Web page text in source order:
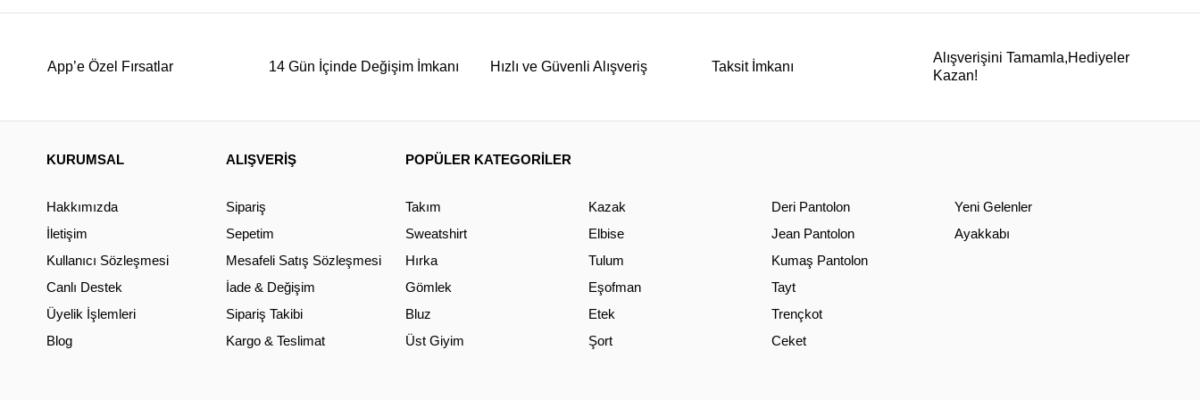
App’e Özel Fırsatlar 14 Gün İçinde Değişim İmkanı Hızlı ve Güvenli Alışveriş Taksit İmkanı
Alışverişini Tamamla,Hediyeler
Kazan!
KURUMSAL
Hakkımızda
İletişim
Kullanıcı Sözleşmesi
Canlı Destek
Üyelik İşlemleri
Blog
ALIŞVERİŞ
Sipariş
Sepetim
Mesafeli Satış Sözleşmesi
İade & Değişim
Sipariş Takibi
Kargo & Teslimat
POPÜLER KATEGORİLER
Takım
Sweatshirt
Hırka
Gömlek
Bluz
Üst Giyim
Kazak
Elbise
Tulum
Eşofman
Etek
Şort
Deri Pantolon
Jean Pantolon
Kumaş Pantolon
Tayt
Trençkot
Ceket
Yeni Gelenler
Ayakkabı